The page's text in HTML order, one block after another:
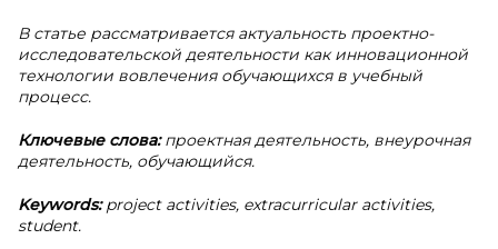
В статье рассматривается актуальность проектно-
исследовательской деятельности как инновационной
технологии вовлечения обучающихся в учебный
процесс.
Ключевые слова:проектная деятельность, внеурочная
деятельность, обучающийся.
Keywords:project activities, extracurricular activities,
student.